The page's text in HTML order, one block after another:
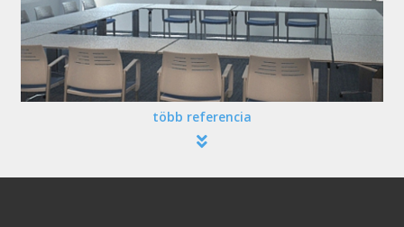
több referencia